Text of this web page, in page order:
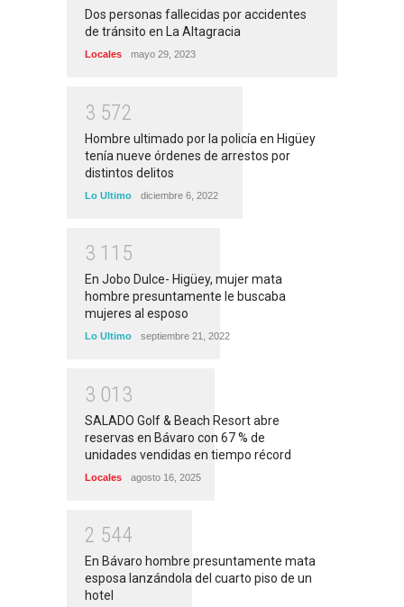
Dos personas fallecidas por accidentes
de tránsito en La Altagracia
Locales mayo 29, 2023
3 572
Hombre ultimado por la policía en Higüey
tenía nueve órdenes de arrestos por
distintos delitos
Lo Ultimo diciembre 6, 2022
3 1 1 5
En Jobo Dulce- Higüey, mujer mata
hombre presuntamente le buscaba
mujeres al esposo
Lo Ultimo septiembre 21, 2022
3 01 3
SALADO Golf & Beach Resort abre
reservas en Bávaro con 67 % de
unidades vendidas en tiempo récord
Locales agosto 16, 2025
2 544
En Bávaro hombre presuntamente mata
esposa lanzándola del cuarto piso de un
hotel